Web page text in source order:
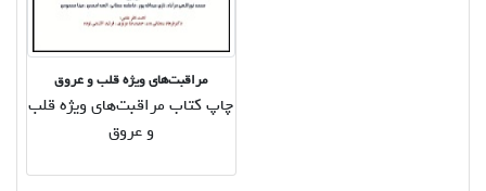
مراقبت‌های ویژه قلب و عروق
چاپ کتاب مراقبت‌های ویژه قلب
و عروق